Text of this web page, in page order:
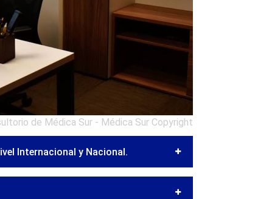
de Médica Sur - Médica Sur Copyright
Internacional y Nacional.